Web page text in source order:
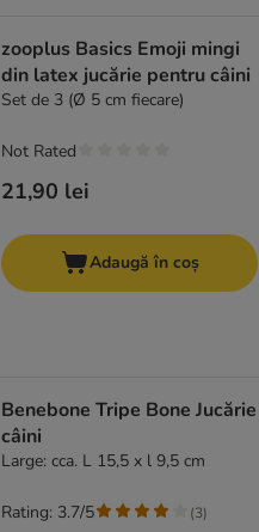
zooplus Basics Emoji mingi
din latex jucărie pentru câini
Set de 3 (Ø 5 cm fiecare)
21,90 lei
Not Rated
Adaugă în coș
Benebone Tripe Bone Jucărie
câini
Large: cca. L 15,5 x l 9,5 cm
Rating: 3.7/5 (3)